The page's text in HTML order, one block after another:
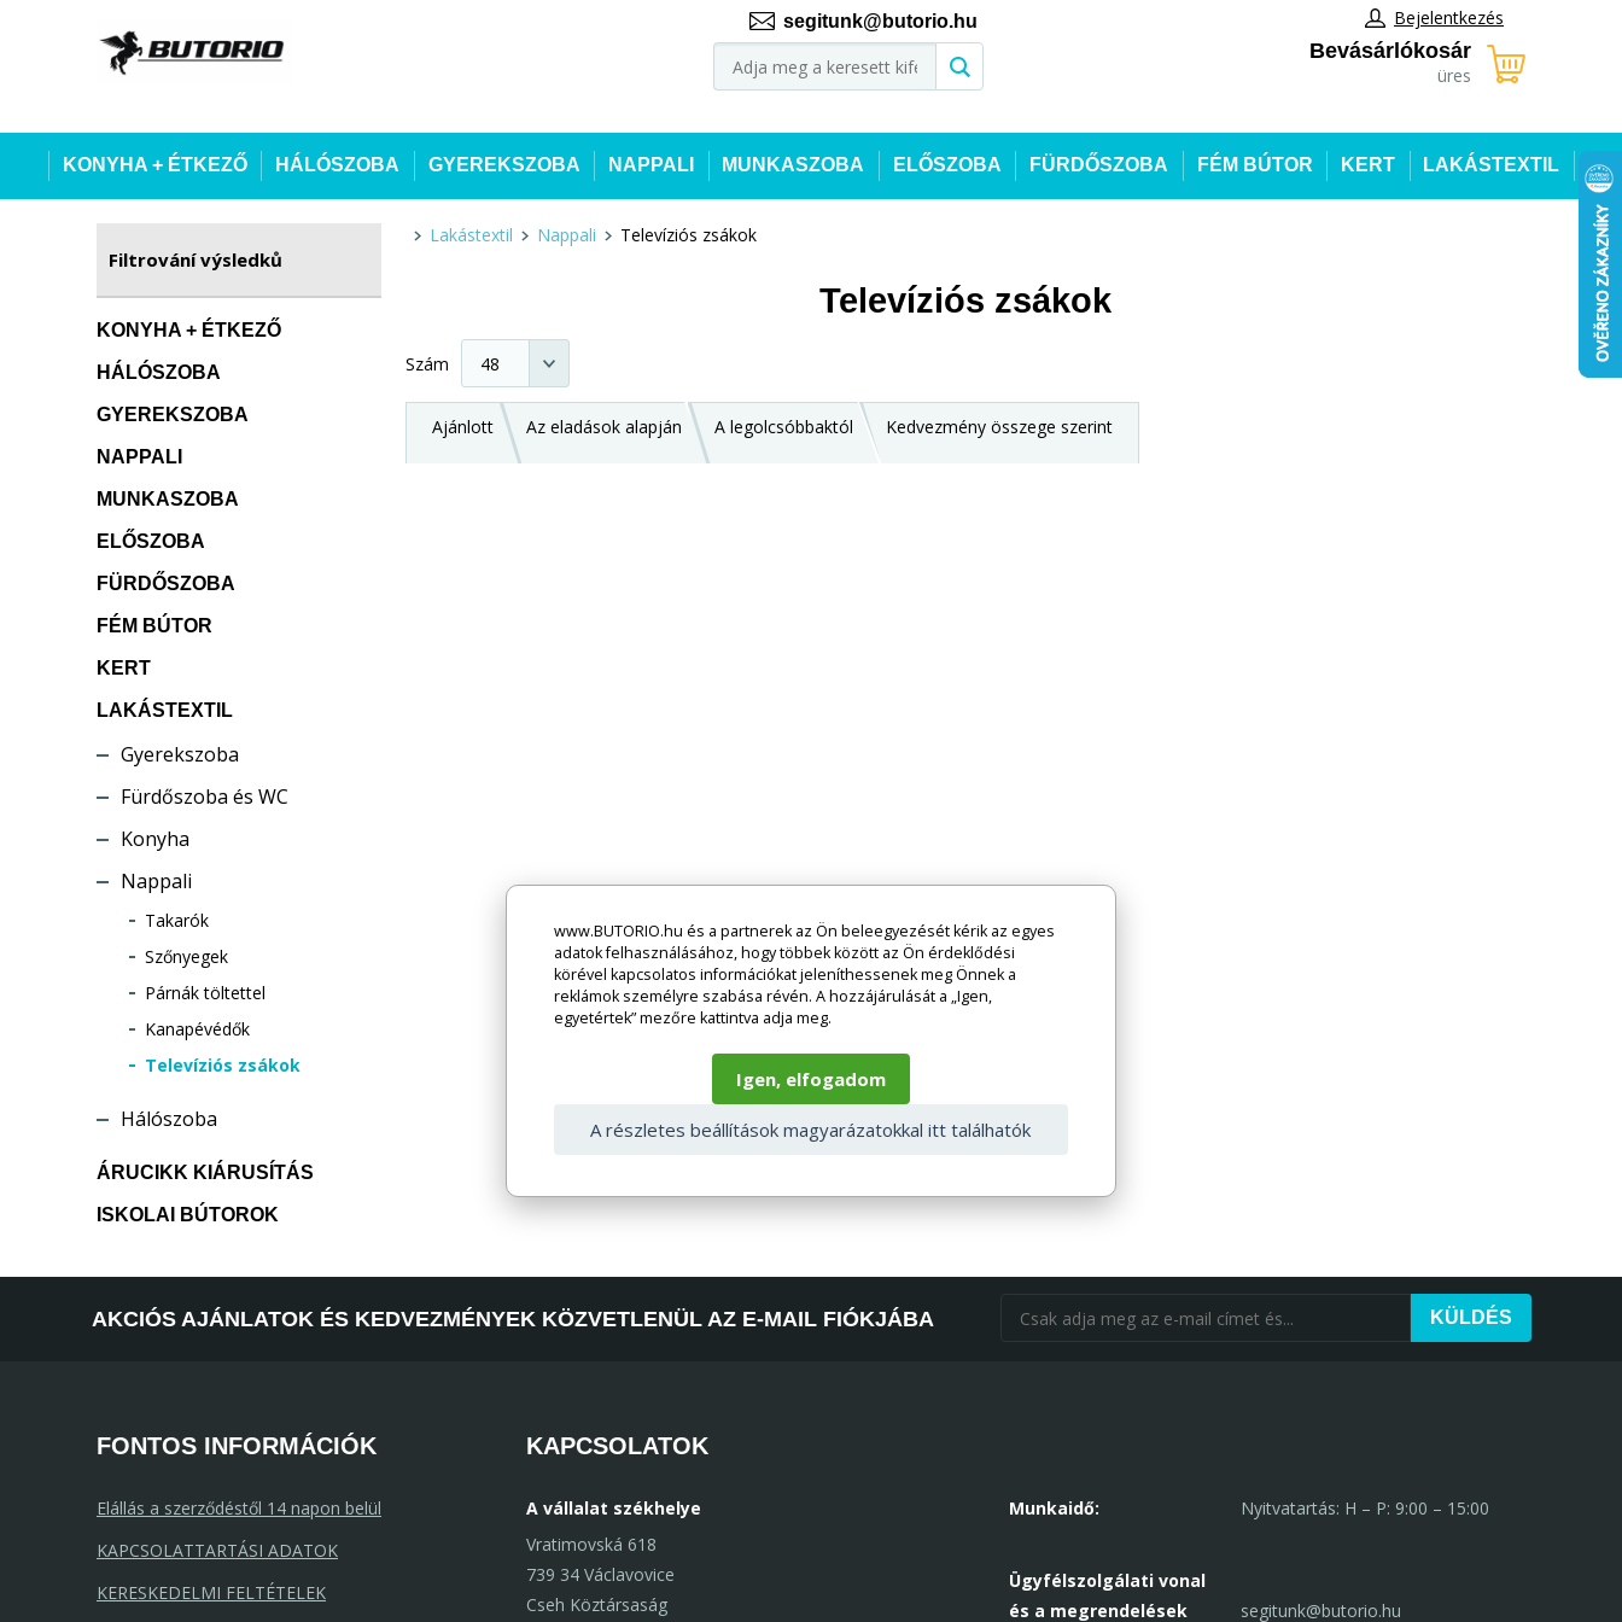
segitunk@butorio.hu Bejelentkezés
Bevásárlókosár
üres
KONYHA + ÉTKEZŐ HÁLÓSZOBA GYEREKSZOBA NAPPALI MUNKASZOBA ELŐSZOBA FÜRDŐSZOBA FÉM BÚTOR KERT LAKÁSTEXTIL
Filtrování výsledků
KONYHA + ÉTKEZŐ
HÁLÓSZOBA
GYEREKSZOBA
NAPPALI
MUNKASZOBA
ELŐSZOBA
FÜRDŐSZOBA
FÉM BÚTOR
KERT
LAKÁSTEXTIL
Gyerekszoba
Fürdőszoba és WC
Konyha
Nappali
Takarók
Szőnyegek
Párnák töltettel
Kanapévédők
Televíziós zsákok
Hálószoba
ÁRUCIKK KIÁRUSÍTÁS
ISKOLAI BÚTOROK
Lakástextil Nappali Televíziós zsákok
Televíziós zsákok
Szám
Ajánlott Az eladások alapján A legolcsóbbaktól Kedvezmény összege szerint
AKCIÓS AJÁNLATOK ÉS KEDVEZMÉNYEK KÖZVETLENÜL AZ E-MAIL FIÓKJÁBA KÜLDÉS
FONTOS INFORMÁCIÓK
Elállás a szerződéstől 14 napon belül
KAPCSOLATTARTÁSI ADATOK
KERESKEDELMI FELTÉTELEK
KAPCSOLATOK
A vállalat székhelye
Vratimovská 618
739 34 Václavovice
Cseh Köztársaság
Munkaidő: Nyitvatartás: H – P: 9:00 – 15:00
Ügyfélszolgálati vonal
és a megrendelések
segitunk@butorio.hu
www.BUTORIO.hu és a partnerek az Ön beleegyezését kérik az egyes
adatok felhasználásához, hogy többek között az Ön érdeklődési
körével kapcsolatos információkat jeleníthessenek meg Önnek a
reklámok személyre szabása révén. A hozzájárulását a „Igen,
egyetértek” mezőre kattintva adja meg.
Igen, elfogadom
A részletes beállítások magyarázatokkal itt találhatók